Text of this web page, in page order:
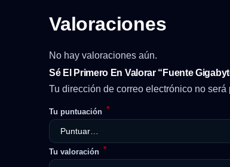
Valoraciones
No hay valoraciones aún.
Sé El Primero En Valorar “Fuente
Tu dirección de correo electrónico no será
Tu puntuación *
Tu valoración *